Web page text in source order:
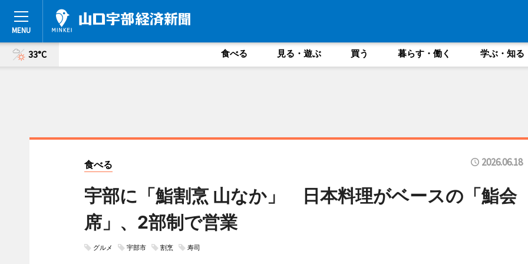
33°C 食べる 見る・遊ぶ 買う 暮らす・働く 学ぶ・知る
食べる 2026.06.18
宇部に「鮨割烹 山なか」 日本料理がベースの「鮨会
席」、2部制で営業
グルメ 宇部市 割烹 寿司